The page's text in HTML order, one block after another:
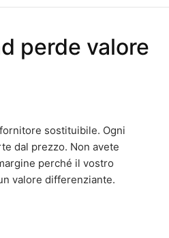
perde valore
sostituibile. Ogni
dal prezzo. Non avete
perché il vostro
valore differenziante.